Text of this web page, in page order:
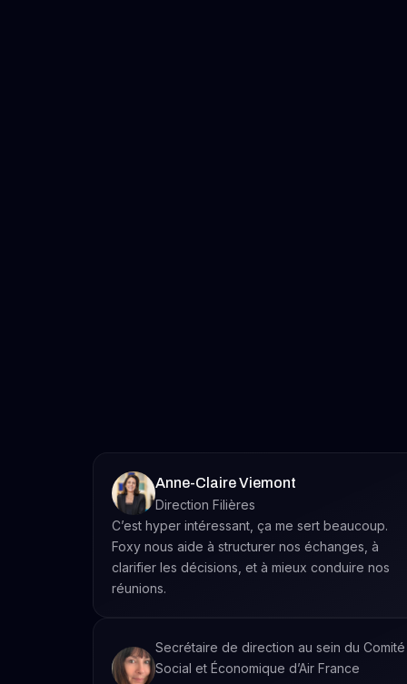
Anne-Claire Viemont
Direction Filières
C’est hyper intéressant, ça me sert beaucoup.
Foxy nous aide à structurer nos échanges, à
clarifier les décisions, et à mieux conduire nos
réunions.
Secrétaire de direction au sein du Comité
Social et Économique d’Air France